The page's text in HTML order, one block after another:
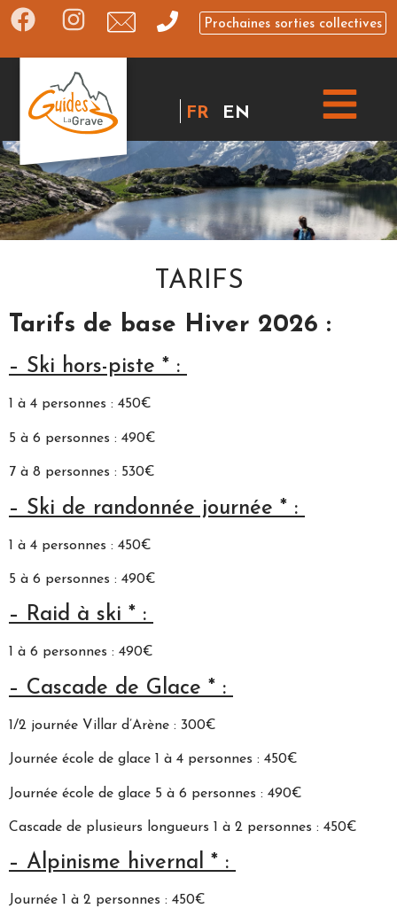
Prochaines sorties collectives
FR EN
TARIFS
Tarifs de base Hiver 2026 :
– Ski hors-piste * :
1 à 4 personnes : 450€
5 à 6 personnes : 490€
7 à 8 personnes : 530€
– Ski de randonnée journée * :
1 à 4 personnes : 450€
5 à 6 personnes : 490€
– Raid à ski * :
1 à 6 personnes : 490€
– Cascade de Glace * :
1/2 journée Villar d’Arène : 300€
Journée école de glace 1 à 4 personnes : 450€
Journée école de glace 5 à 6 personnes : 490€
Cascade de plusieurs longueurs 1 à 2 personnes : 450€
– Alpinisme hivernal * :
Journée 1 à 2 personnes : 450€